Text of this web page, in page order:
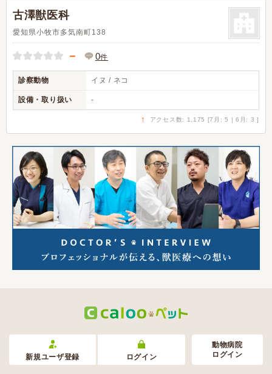
古澤獣医科
愛知県小牧市多気南町138
－ 0件
診察動物 イヌ / ネコ
設備・取り扱い -
↑ アクセス数: 1,175 [7月: 5 | 6月: 3 ]
新規ユーザ登録 ログイン
動物病院
ログイン